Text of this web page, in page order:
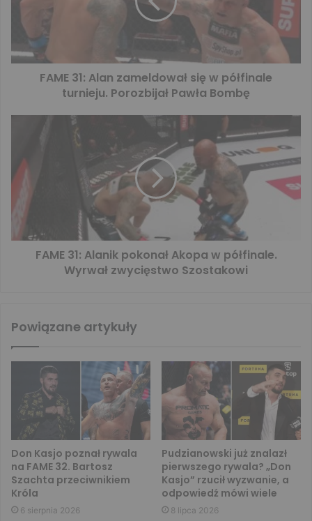
FAME 31: Alan zameldował się w półfinale
turnieju. Porozbijał Pawła Bombę
FAME 31: Alanik pokonał Akopa w półfinale.
Wyrwał zwycięstwo Szostakowi
Powiązane artykuły
Don Kasjo poznał rywala
na FAME 32. Bartosz
Szachta przeciwnikiem
Króla
6 sierpnia 2026
Pudzianowski już znalazł
pierwszego rywala? „Don
Kasjo” rzucił wyzwanie, a
odpowiedź mówi wiele
8 lipca 2026